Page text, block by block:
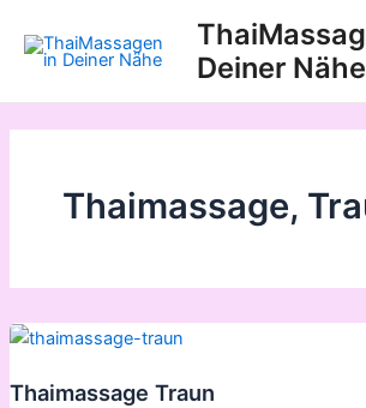
Inhalt
springen
Deiner Nähe
Thaimassage,
Thaimassage Traun